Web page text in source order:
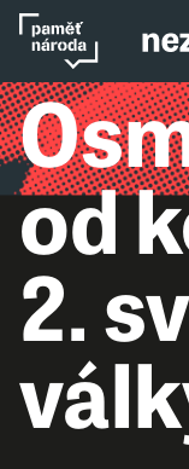
od
2.